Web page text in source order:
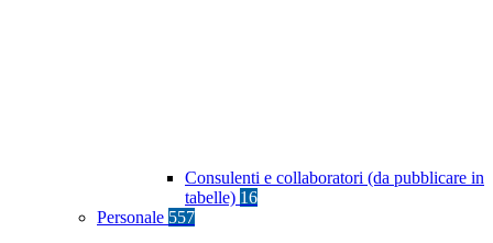
Consulenti e collaboratori (da pubblicare in
tabelle) 16
Personale 557